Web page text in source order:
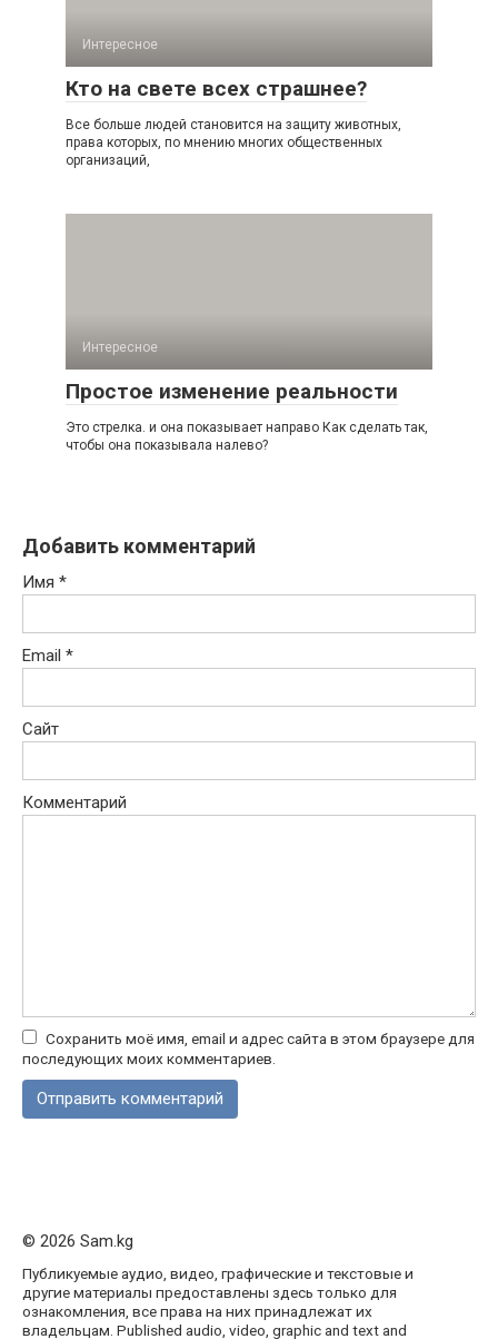
Интересное
Кто на свете всех страшнее?
Все больше людей становится на защиту животных,
права которых, по мнению многих общественных
организаций,
Интересное
Простое изменение реальности
Это стрелка. и она показывает направо Как сделать так,
чтобы она показывала налево?
Добавить комментарий
Имя *
Email *
Сайт
Комментарий
Сохранить моё имя, email и адрес сайта в этом браузере для
последующих моих комментариев.
© 2026 Sam.kg
Публикуемые аудио, видео, графические и текстовые и
другие материалы предоставлены здесь только для
ознакомления, все права на них принадлежат их
владельцам. Published audio, video, graphic and text and